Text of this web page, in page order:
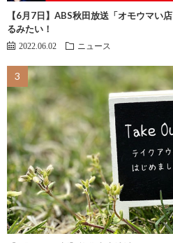
【6月7日】ABS秋田放送「オモウマい
るみたい！
2022.06.02 ニュース